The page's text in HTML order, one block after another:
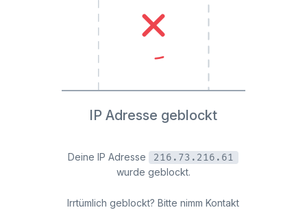
IP Adresse geblockt
Deine IP Adresse
216.73.216.61
wurde geblockt.
Irrtümlich geblockt? Bitte nimm Kontakt